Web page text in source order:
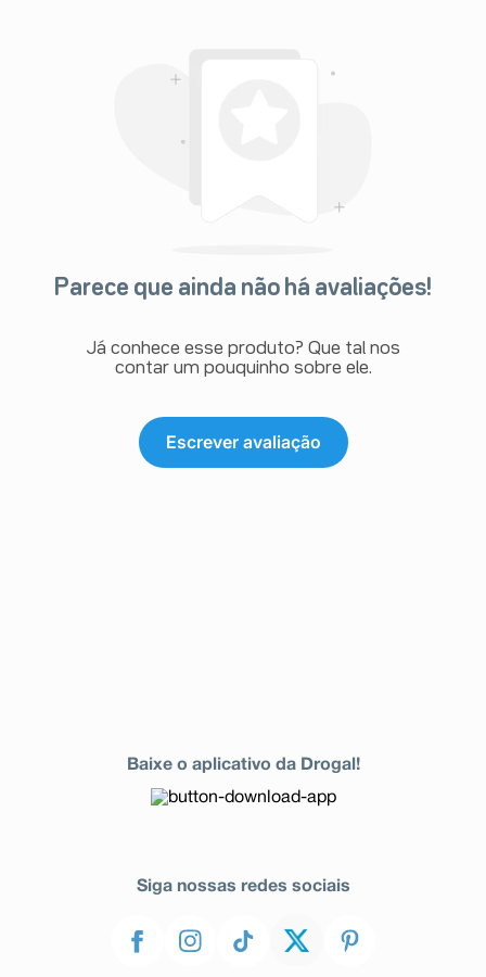
Parece que ainda não há avaliações!
Já conhece esse produto? Que tal nos
contar um pouquinho sobre ele.
Escrever avaliação
Baixe o aplicativo da Drogal!
Siga nossas redes sociais